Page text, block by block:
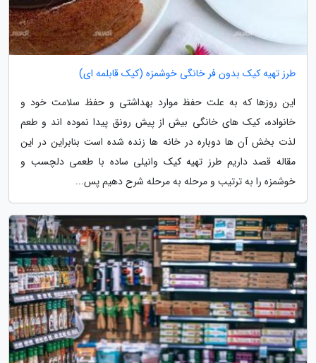
طرز تهیه کیک بدون فر خانگی خوشمزه (کیک قابلمه ای)
این روزها که به علت حفظ موارد بهداشتی و حفظ سلامت خود و
خانواده، کیک های خانگی بیش از پیش رونق پیدا نموده اند و طعم
لذت بخش آن ها دوباره در خانه ها زنده شده است بنابراین در این
مقاله قصد داریم طرز تهیه کیک وانیلی ساده با طعمی دلچسب و
خوشمزه را به ترتیب و مرحله به مرحله شرح دهیم پس...